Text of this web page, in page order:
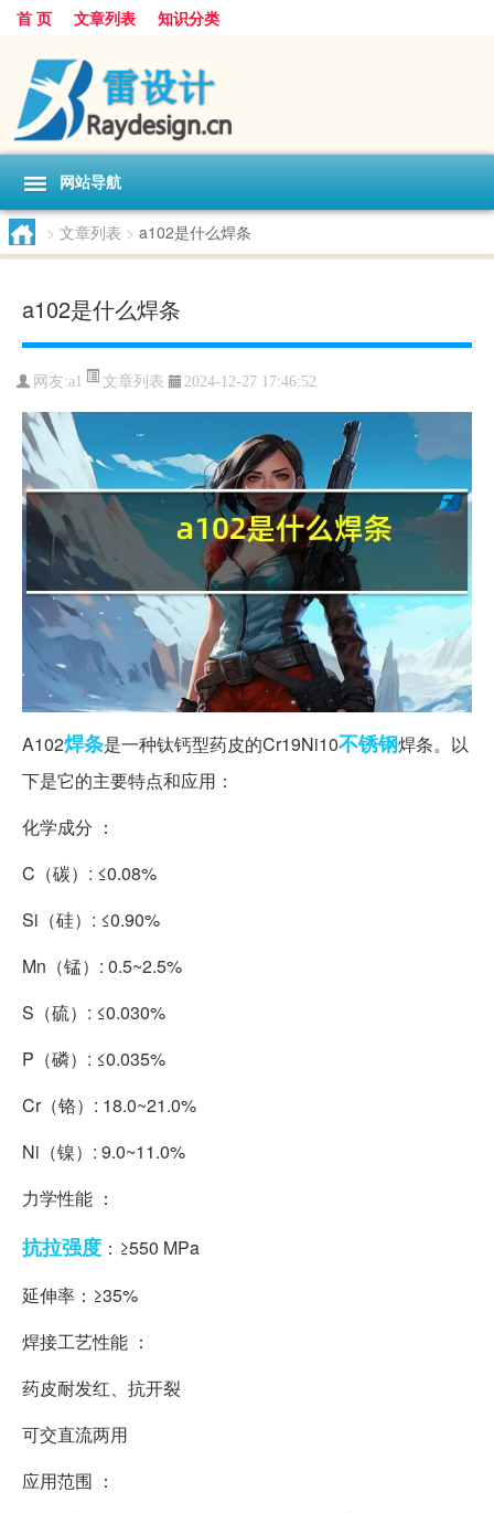
首 页 文章列表 知识分类
网站导航
> 文章列表 > a102是什么焊条
a102是什么焊条
网友:a1 文章列表 2024-12-27 17:46:52
A102焊条是一种钛钙型药皮的Cr19Ni10不锈钢焊条。以
下是它的主要特点和应用：
化学成分 ：
C（碳）: ≤0.08%
Si（硅）: ≤0.90%
Mn（锰）: 0.5~2.5%
S（硫）: ≤0.030%
P（磷）: ≤0.035%
Cr（铬）: 18.0~21.0%
Ni（镍）: 9.0~11.0%
力学性能 ：
抗拉强度 ：≥550 MPa
延伸率：≥35%
焊接工艺性能 ：
药皮耐发红、抗开裂
可交直流两用
应用范围 ：